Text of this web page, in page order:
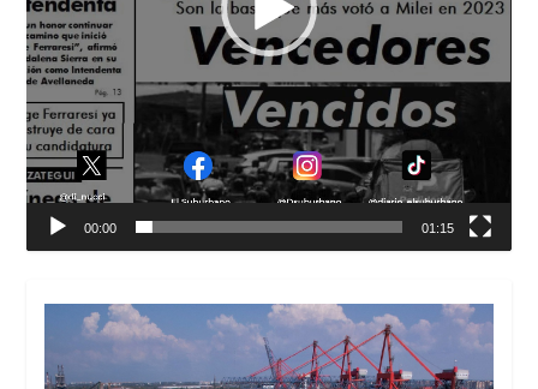
00:00 01:15